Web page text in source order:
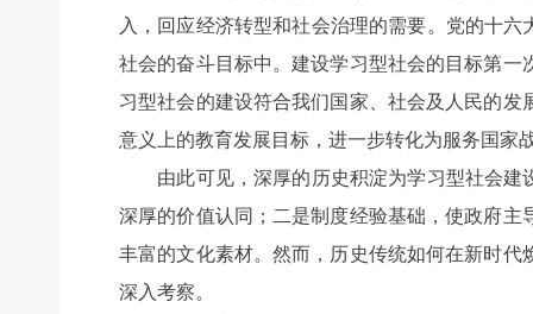
入，回应经济转型和社会治理的需要。党的十
社会的奋斗目标中。建设学习型社会的目标第
习型社会的建设符合我们国家、社会及人民的
意义上的教育发展目标，进一步转化为服务国家
由此可见，深厚的历史积淀为学习型社会建
深厚的价值认同；二是制度经验基础，使政府
丰富的文化素材。然而，历史传统如何在新时
深入考察。